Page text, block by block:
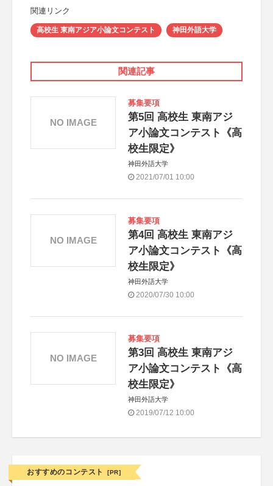
関連リンク
高校生 東南アジア小論文コンテスト 神田外語大学
関連記事
募集要項
第5回 高校生 東南アジ
ア小論文コンテスト《高
校生限定》
神田外語大学
2021/07/01 10:00
NO IMAGE
募集要項
第4回 高校生 東南アジ
ア小論文コンテスト《高
校生限定》
神田外語大学
2020/07/30 10:00
NO IMAGE
募集要項
第3回 高校生 東南アジ
ア小論文コンテスト《高
校生限定》
神田外語大学
2019/07/12 10:00
NO IMAGE
おすすめのコンテスト [PR]